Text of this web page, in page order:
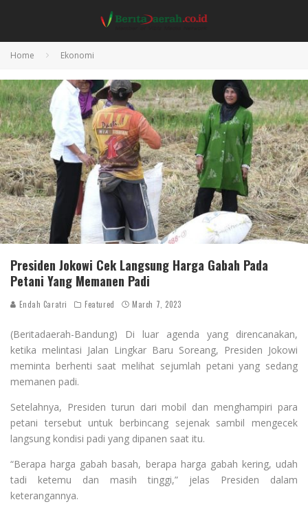
Home Ekonomi
Presiden Jokowi Cek Langsung Harga Gabah Pada
Petani Yang Memanen Padi
Endah Caratri Featured March 7, 2023
(Beritadaerah-Bandung) Di luar agenda yang direncanakan,
ketika melintasi Jalan Lingkar Baru Soreang, Presiden Jokowi
meminta berhenti saat melihat sejumlah petani yang sedang
memanen padi.
Setelahnya, Presiden turun dari mobil dan menghampiri para
petani tersebut untuk berbincang sejenak sambil mengecek
langsung kondisi padi yang dipanen saat itu.
“Berapa harga gabah basah, berapa harga gabah kering, udah
tadi ketemu dan masih tinggi,” jelas Presiden dalam
keterangannya.